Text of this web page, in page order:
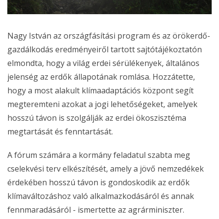
Nagy István az országfásítási program és az örökerdő-
gazdálkodás eredményeiről tartott sajtótájékoztatón
elmondta, hogy a világ erdei sérülékenyek, általános
jelenség az erdők állapotának romlása. Hozzátette,
hogy a most alakult klímaadaptációs központ segít
megteremteni azokat a jogi lehetőségeket, amelyek
hosszú távon is szolgálják az erdei ökoszisztéma
megtartását és fenntartását.
A fórum számára a kormány feladatul szabta meg
cselekvési terv elkészítését, amely a jövő nemzedékek
érdekében hosszú távon is gondoskodik az erdők
klímaváltozáshoz való alkalmazkodásáról és annak
fennmaradásáról - ismertette az agrárminiszter.